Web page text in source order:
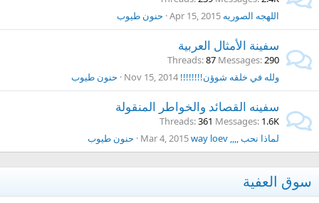
اللهجه الصوريه Apr 15, 2015 حنون طيوب
سفينة الأمثال العربية
Threads 87 Messages 290
ولله في خلقه شوؤن!!!!!!!! Nov 15, 2014 حنون طيوب
سفينه القصائد والخواطر المنقولة
Threads 361 Messages 1.6K
لماذا نحب ,,,, way loev
Mar 4, 2015 حنون طيوب
سوق العفية